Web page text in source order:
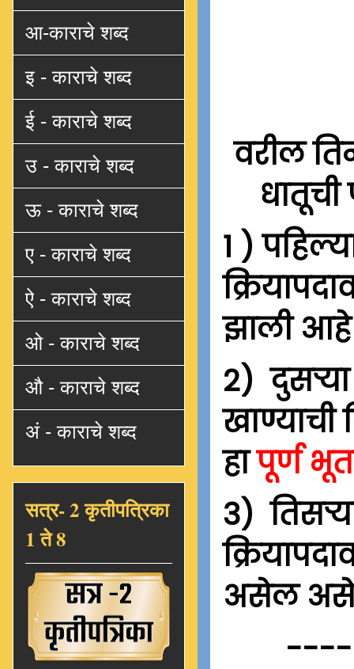
वरील
1 )
झाली
2)
हापूर्ण
3)
असेल असे
आ-काराचे शब्द
इ - काराचे शब्द
ई - काराचे शब्द
उ - काराचे शब्द
ऊ - काराचे शब्द
ए - काराचे शब्द
ऐ - काराचे शब्द
ओ - काराचे शब्द
औ - काराचे शब्द
अं - काराचे शब्द
सत्र- 2 कृतीपत्रिका
1 ते 8